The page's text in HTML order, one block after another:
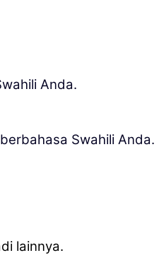
Anda.
Swahili Anda.
lainnya.